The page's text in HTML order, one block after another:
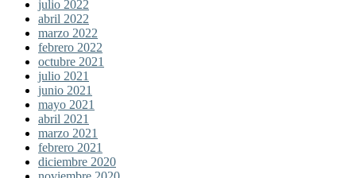
julio 2022
abril 2022
marzo 2022
febrero 2022
octubre 2021
julio 2021
junio 2021
mayo 2021
abril 2021
marzo 2021
febrero 2021
diciembre 2020